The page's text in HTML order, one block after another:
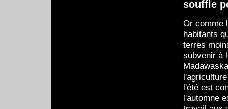
souffle
Or comme
habitants
terres
subvenir à
l'été est
l'automne